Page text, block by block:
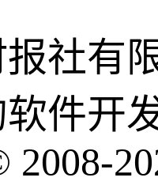
社有
件开